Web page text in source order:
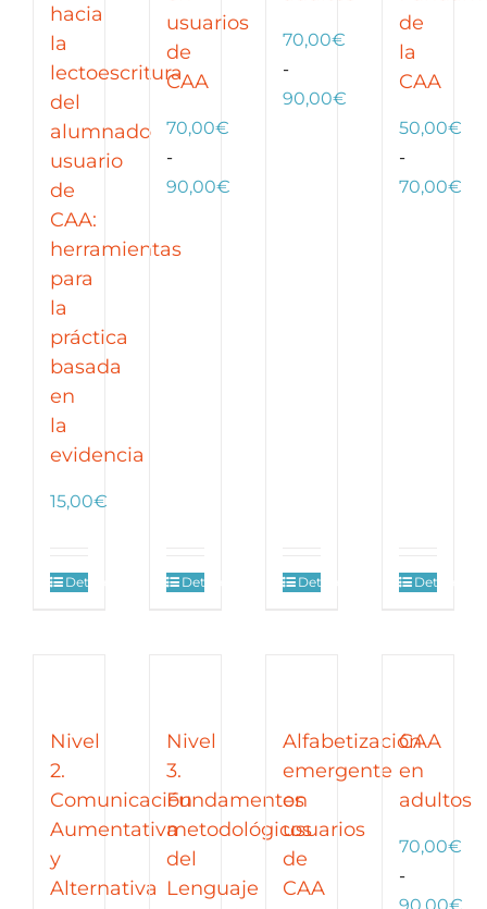
hacia
la
lectoescritura
del
alumnado
usuario
de
CAA:
herramientas
para
la
práctica
basada
en
la
evidencia
15,00€
Detalles
usuarios
de
CAA
70,00€
-
90,00€
Detalles
70,00€
-
90,00€
precios:
desde
Detalles
de
la
CAA
50,00€
-
70,00€
Detalles
Nivel
2.
Comunicación
Aumentativa
y
Alternativa
Nivel
3.
Fundamentos
metodológicos
del
Lenguaje
Alfabetización
emergente
en
usuarios
de
CAA
CAA
en
adultos
70,00€
-